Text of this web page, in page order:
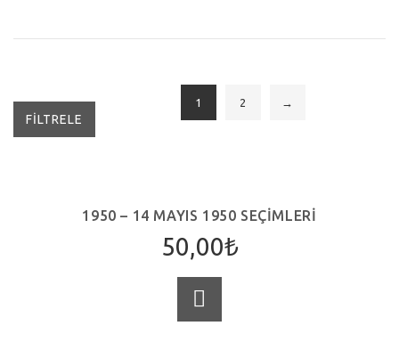
FILTRELE
1 2 →
1950 – 14 MAYIS 1950 SEÇIMLERI
50,00₺